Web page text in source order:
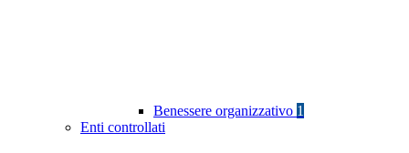
Benessere organizzativo 1
Enti controllati